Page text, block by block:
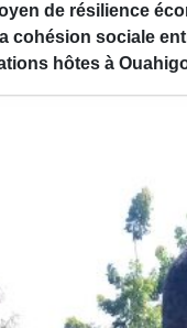
de résilience
cohésion sociale
hôtes à